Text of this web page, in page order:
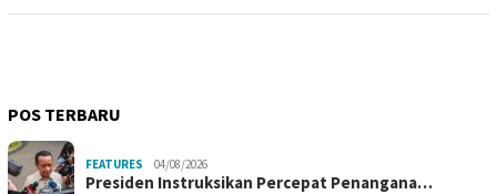
POS TERBARU
FEATURES 04/08/2026
Presiden Instruksikan Percepat Penangana…